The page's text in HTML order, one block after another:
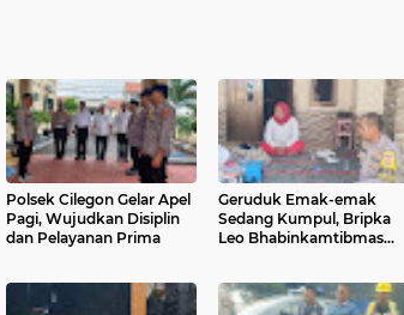
Polsek Cilegon Gelar Apel
Pagi, Wujudkan Disiplin
dan Pelayanan Prima
Geruduk Emak-emak
Sedang Kumpul, Bripka
Leo Bhabinkamtibmas